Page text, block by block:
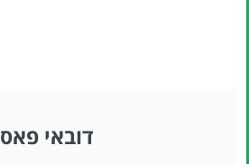
דובאי פאס